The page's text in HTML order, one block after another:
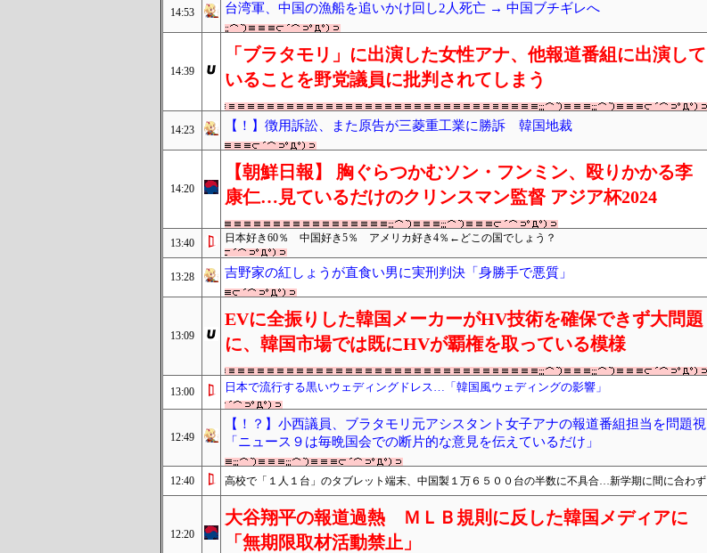
14:53 台湾軍、中国の漁船を追いかけ回し2人死亡 → 中国ブチギレへ
14:39
「ブラタモリ」に出演した女性アナ、他報道番組に出演して
いることを野党議員に批判されてしまう
14:23 【！】徴用訴訟、また原告が三菱重工業に勝訴 韓国地裁
14:20
【朝鮮日報】 胸ぐらつかむソン・フンミン、殴りかかる李
康仁…見ているだけのクリンスマン監督 アジア杯2024
13:40 日本好き60％ 中国好き5％ アメリカ好き4％←どこの国でしょう？
13:28 吉野家の紅しょうが直食い男に実刑判決「身勝手で悪質」
13:09
EVに全振りした韓国メーカーがHV技術を確保できず大問題
に、韓国市場では既にHVが覇権を取っている模様
13:00 日本で流行する黒いウェディングドレス…「韓国風ウェディングの影響」
12:49
【！？】小西議員、ブラタモリ元アシスタント女子アナの報道番組担当を問題視
「ニュース９は毎晩国会での断片的な意見を伝えているだけ」
12:40 高校で「１人１台」のタブレット端末、中国製１万６５００台の半数に不具合…新学期に間に合わず
12:20
大谷翔平の報道過熱 ＭＬＢ規則に反した韓国メディアに
「無期限取材活動禁止」